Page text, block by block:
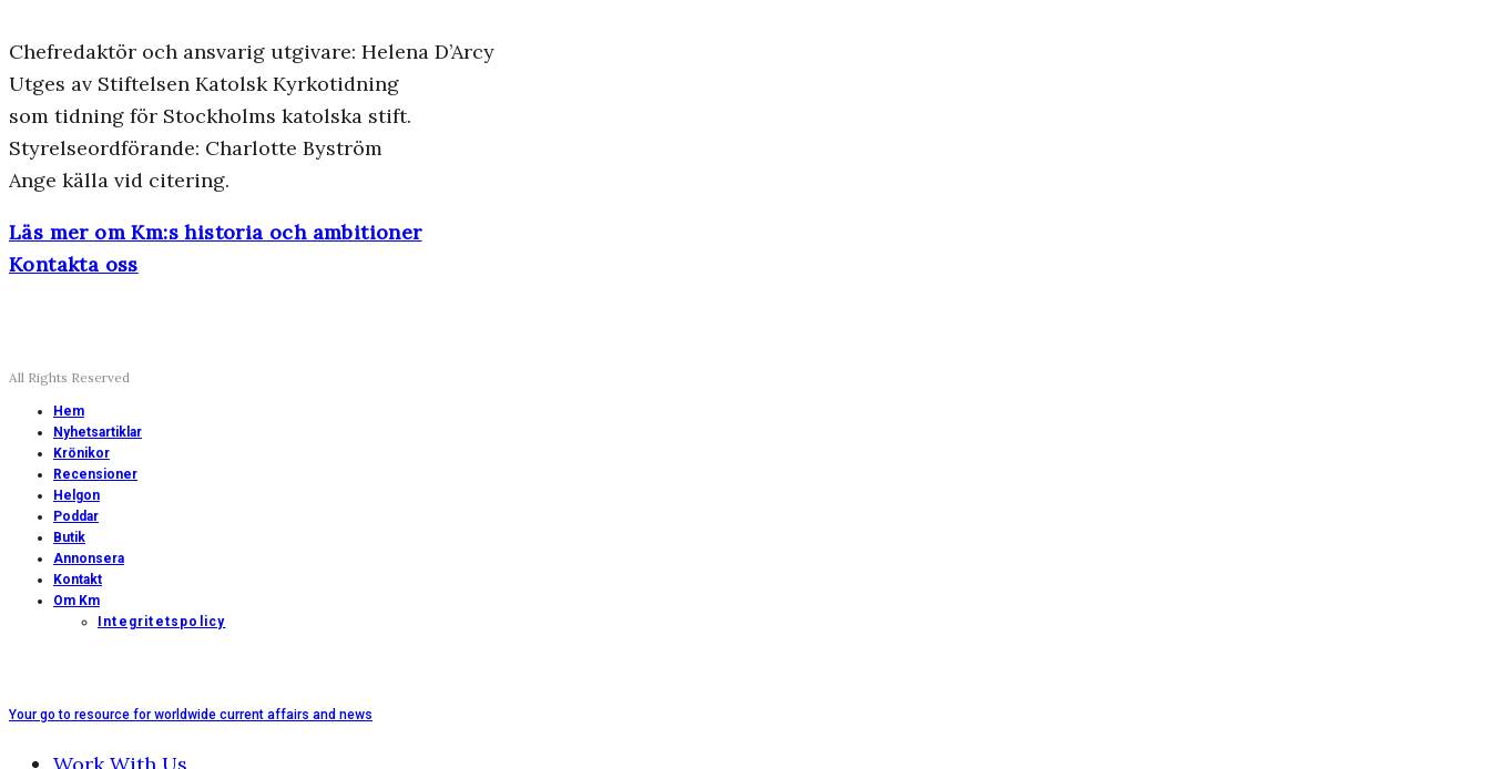
Chefredaktör och ansvarig utgivare: Helena D’Arcy
Utges av Stiftelsen Katolsk Kyrkotidning
som tidning för Stockholms katolska stift.
Styrelseordförande: Charlotte Byström
Ange källa vid citering.
Läs mer om Km:s historia och ambitioner
Kontakta oss
All Rights Reserved
Hem
Nyhetsartiklar
Krönikor
Recensioner
Helgon
Poddar
Butik
Annonsera
Kontakt
Om Km
Integritetspolicy
Your go to resource for worldwide current affairs and news